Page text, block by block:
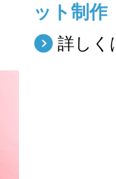
ット制
詳しく